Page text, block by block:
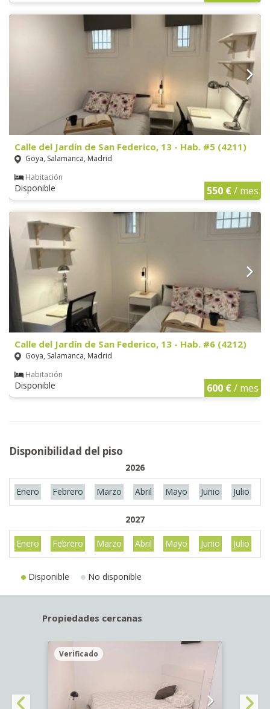
Calle del Jardín de San Federico, 13 - Hab. #5 (4211)
Goya, Salamanca, Madrid
Habitación
Disponible 550 €/ mes
Calle del Jardín de San Federico, 13 - Hab. #6 (4212)
Goya, Salamanca, Madrid
Habitación
Disponible 600 €/ mes
Disponibilidad del piso
2026
Enero Febrero Marzo Abril Mayo Junio Julio
2027
Enero Febrero Marzo Abril Mayo Junio Julio
Disponible No disponible
Propiedades cercanas
Verificado